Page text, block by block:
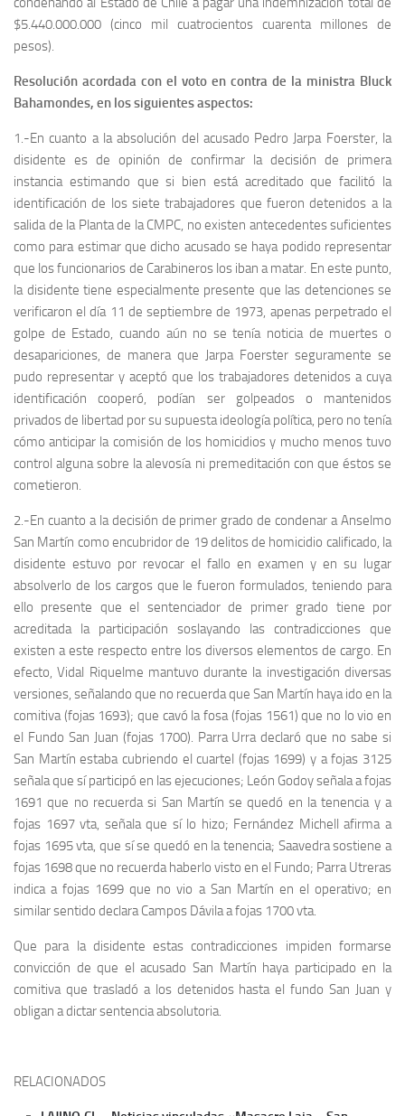
$5.440.000.000 (cinco mil cuatrocientos cuarenta millones de
pesos).
Resolución acordada con el voto en contra de la ministra Bluck
Bahamondes, en los siguientes aspectos:
1.-En cuanto a la absolución del acusado Pedro Jarpa Foerster, la
disidente es de opinión de confirmar la decisión de primera
instancia estimando que si bien está acreditado que facilitó la
identificación de los siete trabajadores que fueron detenidos a la
salida de la Planta de la CMPC, no existen antecedentes suficientes
como para estimar que dicho acusado se haya podido representar
que los funcionarios de Carabineros los iban a matar. En este punto,
la disidente tiene especialmente presente que las detenciones se
verificaron el día 11 de septiembre de 1973, apenas perpetrado el
golpe de Estado, cuando aún no se tenía noticia de muertes o
desapariciones, de manera que Jarpa Foerster seguramente se
pudo representar y aceptó que los trabajadores detenidos a cuya
identificación cooperó, podían ser golpeados o mantenidos
privados de libertad por su supuesta ideología política, pero no tenía
cómo anticipar la comisión de los homicidios y mucho menos tuvo
control alguna sobre la alevosía ni premeditación con que éstos se
cometieron.
2.-En cuanto a la decisión de primer grado de condenar a Anselmo
San Martín como encubridor de 19 delitos de homicidio calificado, la
disidente estuvo por revocar el fallo en examen y en su lugar
absolverlo de los cargos que le fueron formulados, teniendo para
ello presente que el sentenciador de primer grado tiene por
acreditada la participación soslayando las contradicciones que
existen a este respecto entre los diversos elementos de cargo. En
efecto, Vidal Riquelme mantuvo durante la investigación diversas
versiones, señalando que no recuerda que San Martín haya ido en la
comitiva (fojas 1693); que cavó la fosa (fojas 1561) que no lo vio en
el Fundo San Juan (fojas 1700). Parra Urra declaró que no sabe si
San Martín estaba cubriendo el cuartel (fojas 1699) y a fojas 3125
señala que sí participó en las ejecuciones; León Godoy señala a fojas
1691 que no recuerda si San Martín se quedó en la tenencia y a
fojas 1697 vta, señala que sí lo hizo; Fernández Michell afirma a
fojas 1695 vta, que sí se quedó en la tenencia; Saavedra sostiene a
fojas 1698 que no recuerda haberlo visto en el Fundo; Parra Utreras
indica a fojas 1699 que no vio a San Martín en el operativo; en
similar sentido declara Campos Dávila a fojas 1700 vta.
Que para la disidente estas contradicciones impiden formarse
convicción de que el acusado San Martín haya participado en la
comitiva que trasladó a los detenidos hasta el fundo San Juan y
obligan a dictar sentencia absolutoria.
RELACIONADOS